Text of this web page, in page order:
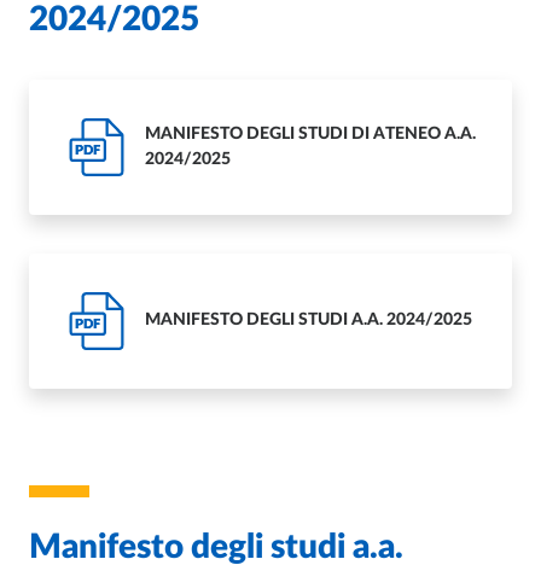
2024/2025
PDF
MANIFESTO DEGLI STUDI DI ATENEO A.A.
2024/2025
PDF MANIFESTO DEGLI STUDI A.A. 2024/2025
Manifesto degli studi a.a.